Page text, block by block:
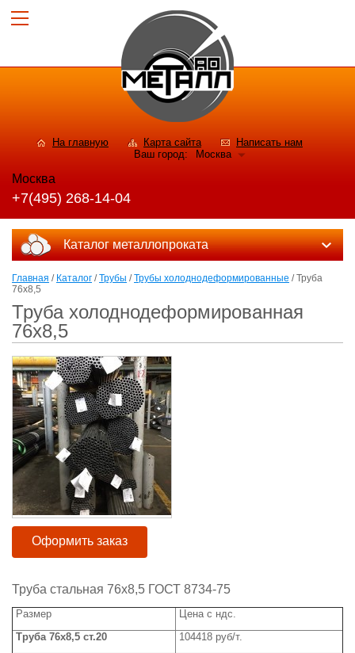
На главную Карта сайта
Написать нам
Ваш город:
Москва
Москва
+7(495) 268-14-04
Каталог металлопроката
Главная / Каталог /Трубы /Трубы холоднодеформированные / Труба
76x8,5
Труба холоднодеформированная
76x8,5
Оформить заказ
Труба стальная 76x8,5 ГОСТ 8734-75
Размер
Цена с ндс.
Труба 76x8,5 ст.20
104418 руб/т.